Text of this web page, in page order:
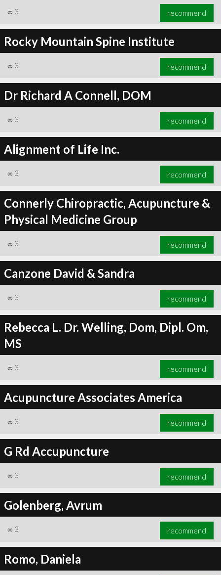
∞ 3 recommend
Rocky Mountain Spine Institute
∞ 3 recommend
Dr Richard A Connell, DOM
∞ 3 recommend
Alignment of Life Inc.
∞ 3 recommend
Connerly Chiropractic, Acupuncture &
Physical Medicine Group
∞ 3 recommend
Canzone David & Sandra
∞ 3 recommend
Rebecca L. Dr. Welling, Dom, Dipl. Om,
MS
∞ 3 recommend
Acupuncture Associates America
∞ 3 recommend
G Rd Accupuncture
∞ 3 recommend
Golenberg, Avrum
∞ 3 recommend
Romo, Daniela